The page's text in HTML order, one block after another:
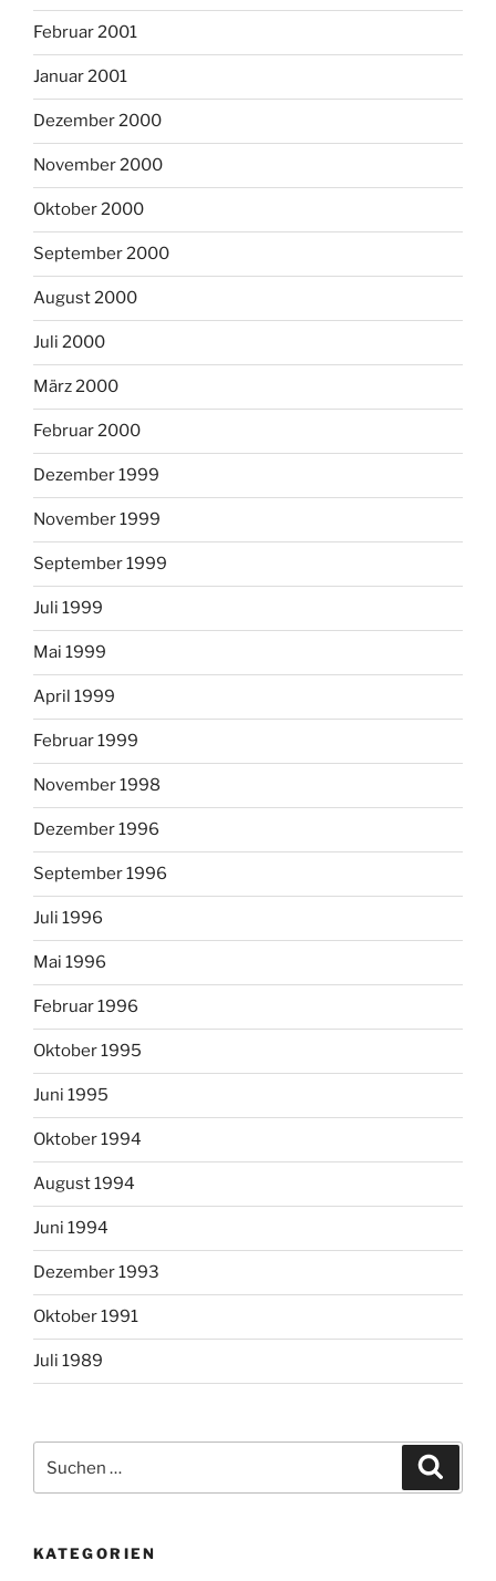
Februar 2001
Januar 2001
Dezember 2000
November 2000
Oktober 2000
September 2000
August 2000
Juli 2000
März 2000
Februar 2000
Dezember 1999
November 1999
September 1999
Juli 1999
Mai 1999
April 1999
Februar 1999
November 1998
Dezember 1996
September 1996
Juli 1996
Mai 1996
Februar 1996
Oktober 1995
Juni 1995
Oktober 1994
August 1994
Juni 1994
Dezember 1993
Oktober 1991
Juli 1989
nach:
KATEGORIEN